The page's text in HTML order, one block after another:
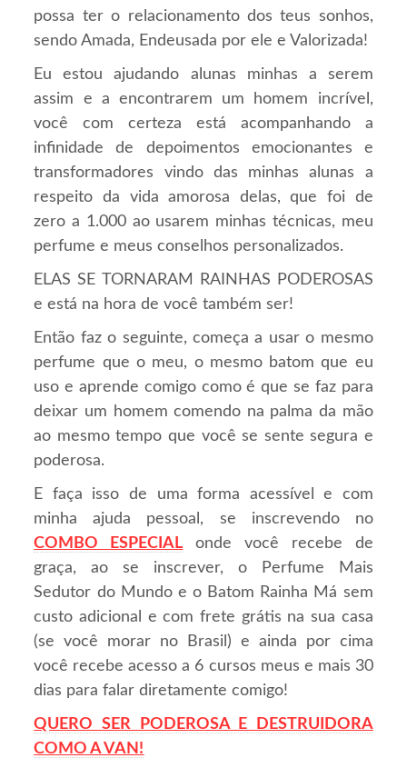
possa ter o relacionamento dos teus sonhos,
sendo Amada, Endeusada por ele e Valorizada!
Eu estou ajudando alunas minhas a serem
assim e a encontrarem um homem incrível,
você com certeza está acompanhando a
infinidade de depoimentos emocionantes e
transformadores vindo das minhas alunas a
respeito da vida amorosa delas, que foi de
zero a 1.000 ao usarem minhas técnicas, meu
perfume e meus conselhos personalizados.
ELAS SE TORNARAM RAINHAS PODEROSAS
e está na hora de você também ser!
Então faz o seguinte, começa a usar o mesmo
perfume que o meu, o mesmo batom que eu
uso e aprende comigo como é que se faz para
deixar um homem comendo na palma da mão
ao mesmo tempo que você se sente segura e
poderosa.
E faça isso de uma forma acessível e com
minha ajuda pessoal, se inscrevendo no
COMBO ESPECIAL onde você recebe de
graça, ao se inscrever, o Perfume Mais
Sedutor do Mundo e o Batom Rainha Má sem
custo adicional e com frete grátis na sua casa
(se você morar no Brasil) e ainda por cima
você recebe acesso a 6 cursos meus e mais 30
dias para falar diretamente comigo!
QUERO SER PODEROSA E DESTRUIDORA
COMO A VAN!